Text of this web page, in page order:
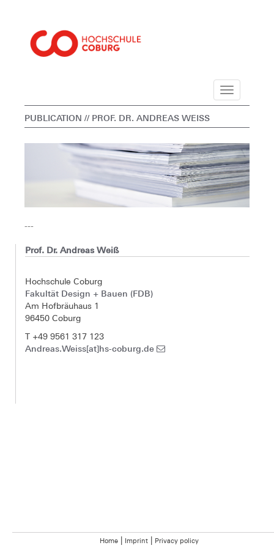
Navigation
PUBLICATION // PROF. DR. ANDREAS WEISS
---
Prof. Dr. Andreas Weiß
Hochschule Coburg
Fakultät Design + Bauen (FDB)
Am Hofbräuhaus 1
96450 Coburg
T +49 9561 317 123
Andreas.Weiss[at]hs-coburg.de
Home Imprint Privacy policy